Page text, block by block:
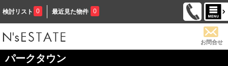
検討リスト 0 最近見た物件 0
お問合せ
パークタウン